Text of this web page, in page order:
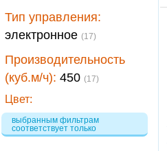
Тип управления:
электронное (17)
Производительность
(куб.м/ч): 450 (17)
Цвет:
выбранным фильтрам
соответствует только